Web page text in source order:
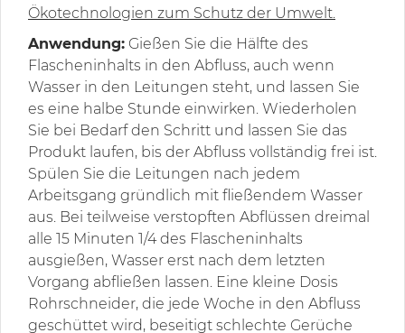
Ökotechnologien zum Schutz der Umwelt.
Anwendung: Gießen Sie die Hälfte des
Flascheninhalts in den Abfluss, auch wenn
Wasser in den Leitungen steht, und lassen Sie
es eine halbe Stunde einwirken. Wiederholen
Sie bei Bedarf den Schritt und lassen Sie das
Produkt laufen, bis der Abfluss vollständig frei ist.
Spülen Sie die Leitungen nach jedem
Arbeitsgang gründlich mit fließendem Wasser
aus. Bei teilweise verstopften Abflüssen dreimal
alle 15 Minuten 1/4 des Flascheninhalts
ausgießen, Wasser erst nach dem letzten
Vorgang abfließen lassen. Eine kleine Dosis
Rohrschneider, die jede Woche in den Abfluss
geschüttet wird, beseitigt schlechte Gerüche